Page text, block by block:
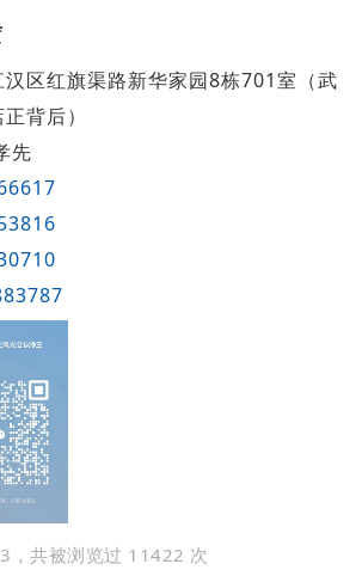
汉区红旗渠路新华家园8栋701室（武
背后）
先
，共被浏览过 11422 次